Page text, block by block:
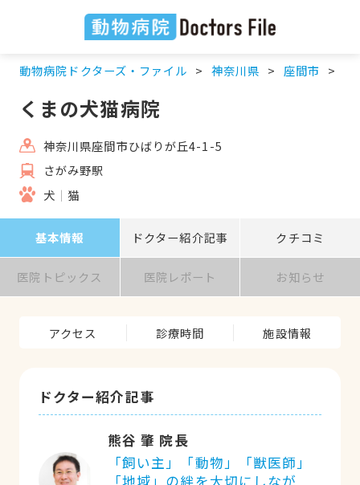
動物病院ドクターズ・ファイル 神奈川県 座間市
くまの犬猫病院
神奈川県座間市ひばりが丘4-1-5
さがみ野駅
犬
猫
基本情報 ドクター紹介記事 クチコミ
医院トピックス 医院レポート お知らせ
アクセス 診療時間 施設情報
ドクター紹介記事
熊谷 肇 院長
「飼い主」「動物」「獣医師」